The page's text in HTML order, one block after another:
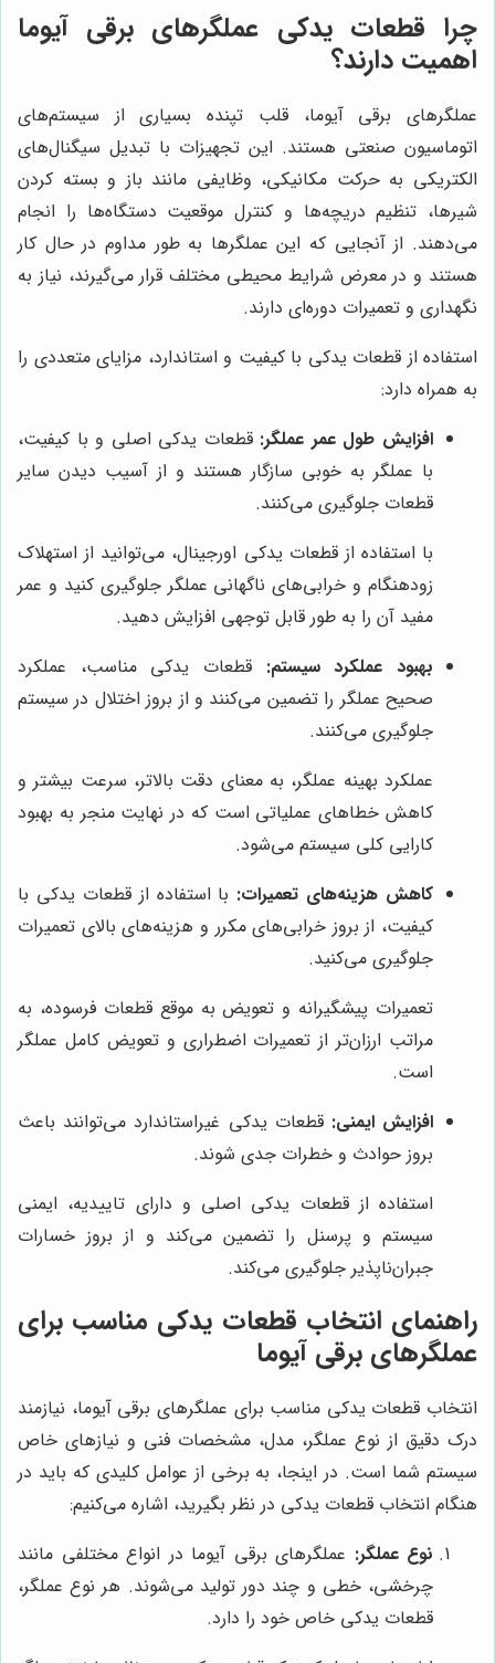
چرا قطعات یدکی عملگرهای برقی آیوما
اهمیت دارند؟
عملگرهای برقی آیوما، قلب تپنده بسیاری از سیستم‌های
اتوماسیون صنعتی هستند. این تجهیزات با تبدیل سیگنال‌های
الکتریکی به حرکت مکانیکی، وظایفی مانند باز و بسته کردن
شیرها، تنظیم دریچه‌ها و کنترل موقعیت دستگاه‌ها را انجام
می‌دهند. از آنجایی که این عملگرها به طور مداوم در حال کار
هستند و در معرض شرایط محیطی مختلف قرار می‌گیرند، نیاز به
نگهداری و تعمیرات دوره‌ای دارند.
استفاده از قطعات یدکی با کیفیت و استاندارد، مزایای متعددی را
به همراه دارد:
افزایش طول عمر عملگر: قطعات یدکی اصلی و با کیفیت،
با عملگر به خوبی سازگار هستند و از آسیب دیدن سایر
قطعات جلوگیری می‌کنند.
با استفاده از قطعات یدکی اورجینال، می‌توانید از استهلاک
زودهنگام و خرابی‌های ناگهانی عملگر جلوگیری کنید و عمر
مفید آن را به طور قابل توجهی افزایش دهید.
بهبود عملکرد سیستم: قطعات یدکی مناسب، عملکرد
صحیح عملگر را تضمین می‌کنند و از بروز اختلال در سیستم
جلوگیری می‌کنند.
عملکرد بهینه عملگر، به معنای دقت بالاتر، سرعت بیشتر و
کاهش خطاهای عملیاتی است که در نهایت منجر به بهبود
کارایی کلی سیستم می‌شود.
کاهش هزینه‌های تعمیرات: با استفاده از قطعات یدکی با
کیفیت، از بروز خرابی‌های مکرر و هزینه‌های بالای تعمیرات
جلوگیری می‌کنید.
تعمیرات پیشگیرانه و تعویض به موقع قطعات فرسوده، به
مراتب ارزان‌تر از تعمیرات اضطراری و تعویض کامل عملگر
است.
افزایش ایمنی: قطعات یدکی غیراستاندارد می‌توانند باعث
بروز حوادث و خطرات جدی شوند.
استفاده از قطعات یدکی اصلی و دارای تاییدیه، ایمنی
سیستم و پرسنل را تضمین می‌کند و از بروز خسارات
جبران‌ناپذیر جلوگیری می‌کند.
راهنمای انتخاب قطعات یدکی مناسب برای
عملگرهای برقی آیوما
انتخاب قطعات یدکی مناسب برای عملگرهای برقی آیوما، نیازمند
درک دقیق از نوع عملگر، مدل، مشخصات فنی و نیازهای خاص
سیستم شما است. در اینجا، به برخی از عوامل کلیدی که باید در
هنگام انتخاب قطعات یدکی در نظر بگیرید، اشاره می‌کنیم:
نوع عملگر: عملگرهای برقی آیوما در انواع مختلفی مانند
چرخشی، خطی و چند دور تولید می‌شوند. هر نوع عملگر،
قطعات یدکی خاص خود را دارد.